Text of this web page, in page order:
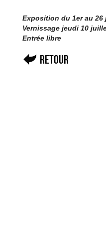
Exposition du 1er au
Vernissage jeudi 10
Entrée libre
Retour